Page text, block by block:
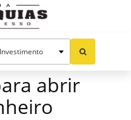
abrir